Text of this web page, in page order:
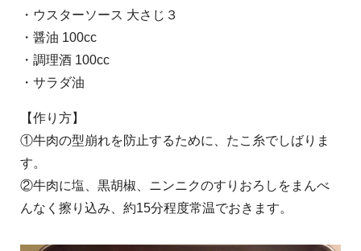
・ウスターソース 大さじ３
・醤油 100cc
・調理酒 100cc
・サラダ油
【作り方】
①牛肉の型崩れを防止するために、たこ糸でしばりま
す。
②牛肉に塩、黒胡椒、ニンニクのすりおろしをまんべ
んなく擦り込み、約15分程度常温でおきます。